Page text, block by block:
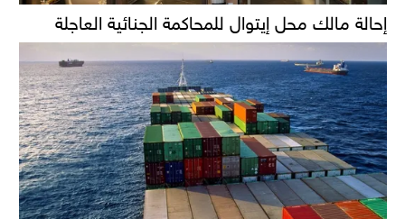
إحالة مالك محل إيتوال للمحاكمة الجنائية العاجلة